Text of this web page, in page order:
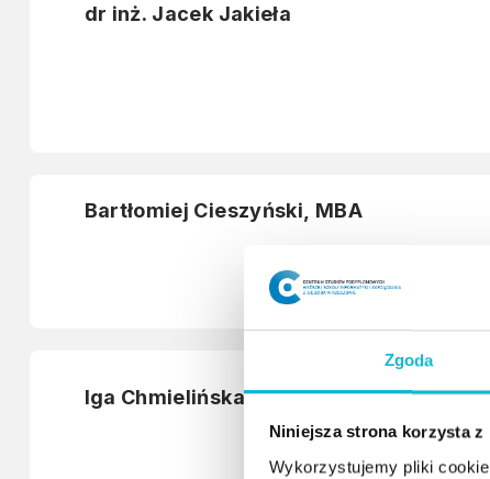
Zgoda
Niniejsza strona korzysta
Wykorzystujemy pliki
dr inż. Jacek Jakieła
Bartłomiej Cieszyński, MBA
Iga Chmielińska, DBA